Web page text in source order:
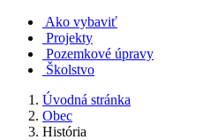
Ako vybaviť
Projekty
Pozemkové úpravy
Školstvo
Úvodná stránka
Obec
História